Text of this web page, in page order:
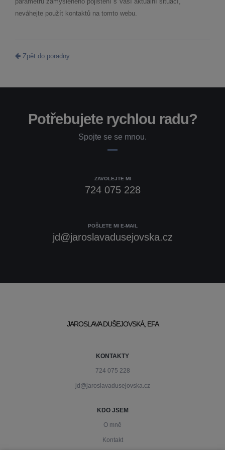
neváhejte použít kontaktů na tomto webu.
Zpět do poradny
Potřebujete rychlou radu?
Spojte se se mnou.
ZAVOLEJTE MI
724 075 228
POŠLETE MI E-MAIL
jd@jaroslavadusejovska.cz
JAROSLAVA DUŠEJOVSKÁ, EFA
KONTAKTY
724 075 228
jd@jaroslavadusejovska.cz
KDO JSEM
O mně
Kontakt